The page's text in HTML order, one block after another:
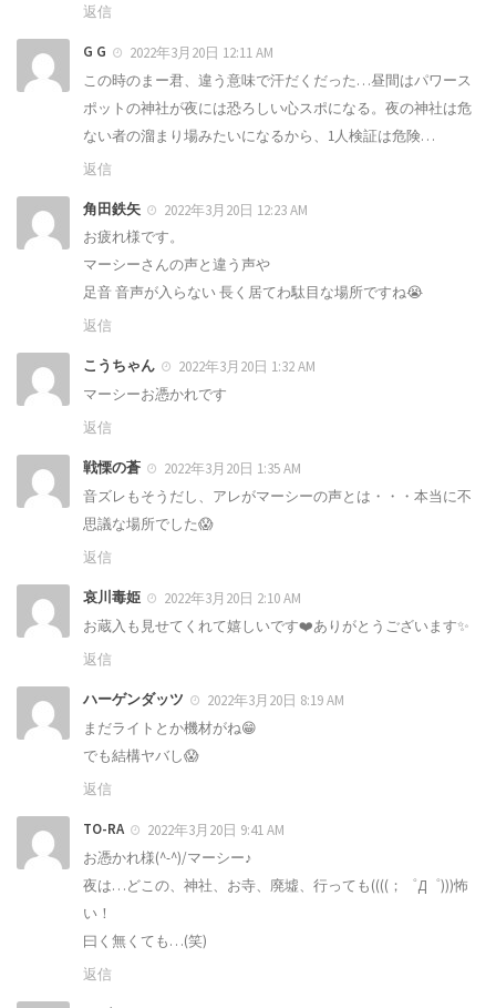
返信
G G
2022年3月20日 12:11 AM
この時のまー君、違う意味で汗だくだった…昼間はパワース
ポットの神社が夜には恐ろしい心スポになる。夜の神社は危
ない者の溜まり場みたいになるから、1人検証は危険…
返信
角田鉄矢
2022年3月20日 12:23 AM
お疲れ様です。
マーシーさんの声と違う声や
足音 音声が入らない 長く居てわ駄目な場所ですね😭
返信
こうちゃん
2022年3月20日 1:32 AM
マーシーお憑かれです
返信
戦慄の蒼
2022年3月20日 1:35 AM
音ズレもそうだし、アレがマーシーの声とは・・・本当に不
思議な場所でした😱
返信
哀川毒姫
2022年3月20日 2:10 AM
お蔵入も見せてくれて嬉しいです❤️ありがとうございます✨
返信
ハーゲンダッツ
2022年3月20日 8:19 AM
まだライトとか機材がね😁
でも結構ヤバし😱
返信
TO-RA
2022年3月20日 9:41 AM
お憑かれ様(^-^)/マーシー♪
夜は…どこの、神社、お寺、廃墟、行っても((((；゜Д゜)))怖
い！
曰く無くても…(笑)
返信